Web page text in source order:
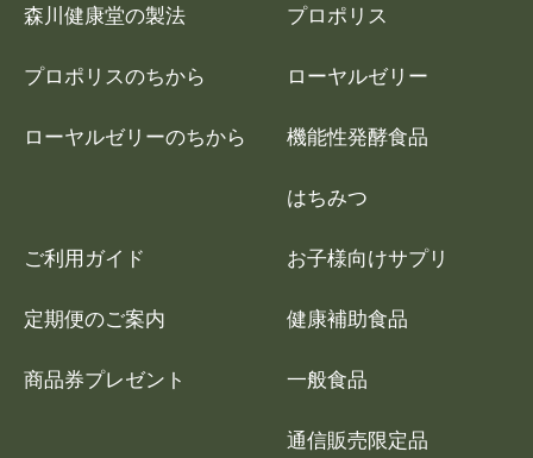
プロポリス
ローヤルゼリー
機能性発酵食品
はちみつ
お子様向けサプリ
健康補助食品
一般食品
通信販売限定品
森川健康堂の製法
プロポリスのちから
ローヤルゼリーのちから
ご利用ガイド
定期便のご案内
商品券プレゼント